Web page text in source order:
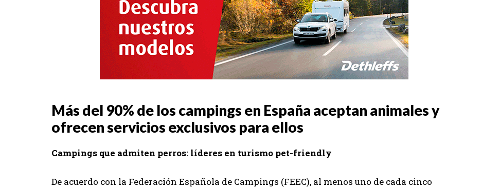
Más del 90% de los campings en España aceptan animales y
ofrecen servicios exclusivos para ellos
Campings que admiten perros: líderes en turismo pet-friendly
De acuerdo con la Federación Española de Campings (FEEC), al menos uno de cada cinco